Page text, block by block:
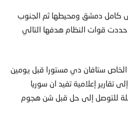
كامل دمشق ومحيطها ثم الجنوب
حددت قوات النظام هدفها التالي
ستافان دي مستورا قبل يومين
تقارير إعلامية تفيد ان سوريا
للتوصل إلى حل قبل شن هجوم